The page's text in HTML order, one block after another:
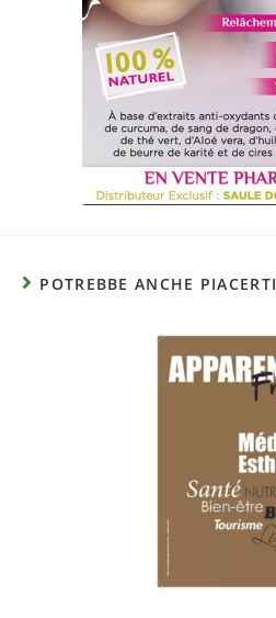
POTREBBE ANCHE PIACERTI